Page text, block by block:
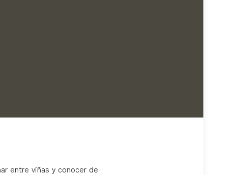
entre viñas y conocer de